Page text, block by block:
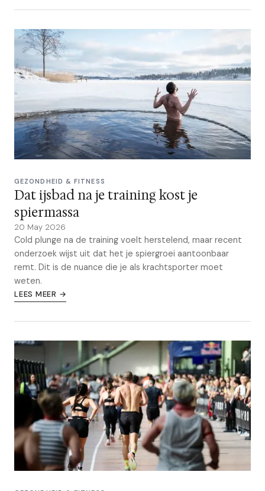
GEZONDHEID & FITNESS
Dat ijsbad na je training kost je
spiermassa
20 May 2026
Cold plunge na de training voelt herstelend, maar recent
onderzoek wijst uit dat het je spiergroei aantoonbaar
remt. Dit is de nuance die je als krachtsporter moet
weten.
LEES MEER →